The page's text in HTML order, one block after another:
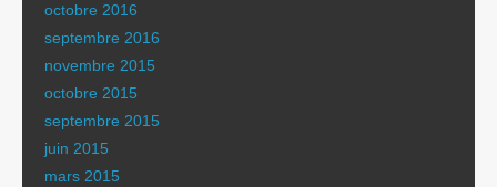
octobre 2016
septembre 2016
novembre 2015
octobre 2015
septembre 2015
juin 2015
mars 2015